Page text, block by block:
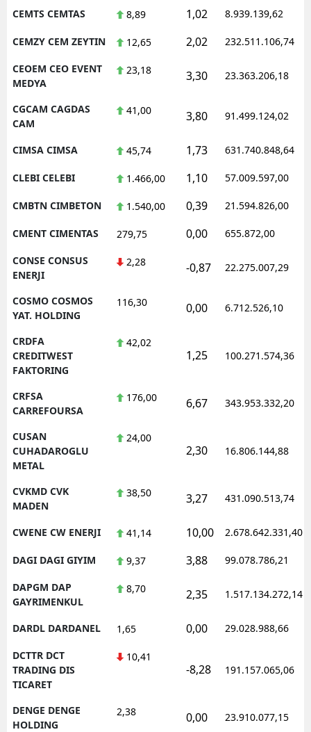
CEMTS CEMTAS 8,89 1,02 8.939.139,62
CEMZY CEM ZEYTIN 12,65 2,02 232.511.106,74
CEOEM CEO EVENT
MEDYA
23,18 3,30 23.363.206,18
CGCAM CAGDAS
CAM
41,00 3,80 91.499.124,02
CIMSA CIMSA 45,74 1,73 631.740.848,64
CLEBI CELEBI 1.466,00 1,10 57.009.597,00
CMBTN CIMBETON 1.540,00 0,39 21.594.826,00
CMENT CIMENTAS 279,75 0,00 655.872,00
CONSE CONSUS
ENERJI
2,28 -0,87 22.275.007,29
COSMO COSMOS
YAT. HOLDING
116,30 0,00 6.712.526,10
CRDFA
CREDITWEST
FAKTORING
42,02
1,25 100.271.574,36
CRFSA
CARREFOURSA
176,00 6,67 343.953.332,20
CUSAN
CUHADAROGLU
METAL
24,00
2,30 16.806.144,88
CVKMD CVK
MADEN
38,50 3,27 431.090.513,74
CWENE CW ENERJI 41,14 10,00 2.678.642.331,40
DAGI DAGI GIYIM 9,37 3,88 99.078.786,21
DAPGM DAP
GAYRIMENKUL
8,70 2,35 1.517.134.272,14
DARDL DARDANEL 1,65 0,00 29.028.988,66
DCTTR DCT
TRADING DIS
TICARET
10,41
-8,28 191.157.065,06
DENGE DENGE
HOLDING
2,38 0,00 23.910.077,15